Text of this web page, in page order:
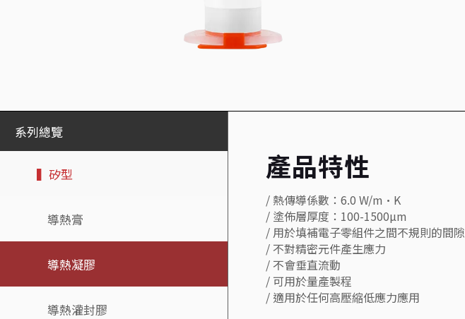
系列總覽
▍矽型
導熱膏
導熱凝膠
導熱灌封膠
產品特性
/ 熱傳導係數：6.0 W/m·K
/ 塗佈層厚度：100-1500µm
/ 用於填補電子零組件之間不規則的間隙
/ 不對精密元件產生應力
/ 不會垂直流動
/ 可用於量產製程
/ 適用於任何高壓縮低應力應用